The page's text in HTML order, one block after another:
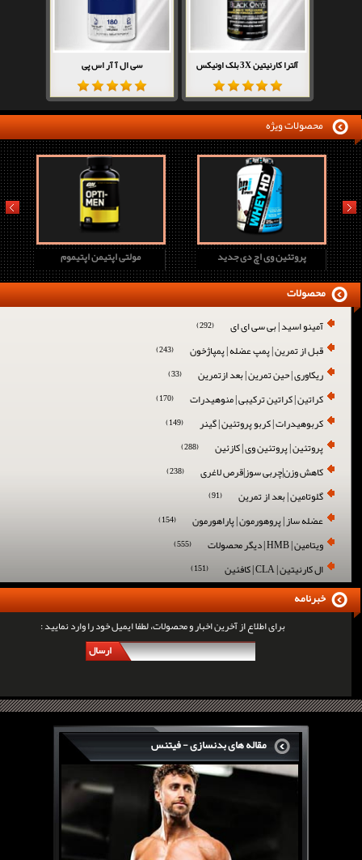
آلترا کارنیتین 3X بلک اونیکس سی ال آ آر اس پی
محصولات ویژه
مولتی اپتیمن اپتیموم پروتئین وی اچ دی جدید
prev next
آمینو اسید | بی سی ای ای (292)
قبل از تمرین | پمپ عضله | پمپاژخون (243)
ریکاوری | حین تمرین | بعد ازتمرین (33)
کراتین | کراتین ترکیبی | منوهیدرات (170)
کربوهیدرات | کربو پروتئین | گینر (149)
پروتئین | پروتئین وی | کازئین (288)
کاهش وزن|چربی سوز|قرص لاغری (238)
گلوتامین | بعد از تمرین (91)
عضله ساز | پروهورمون | پاراهورمون (154)
ویتامین | HMB | دیگر محصولات (555)
ال کارنیتین | CLA | کافئین (151)
محصولات
برای اطلاع از آخرین اخبار و محصولات، لطفا ایمیل خود را وارد نمایید :
ارسال
خبرنامه
مقاله های بدنسازی - فیتنس
سرگی کنستانس چگونه بر روی بازو های فوق العاده...
روش های افزایش پیک بازو